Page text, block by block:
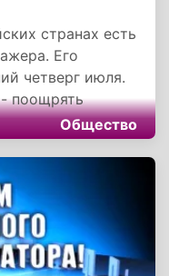
странах есть
Его
четверг июля.
- поощрять
из числа
их
в Америке.
Общество